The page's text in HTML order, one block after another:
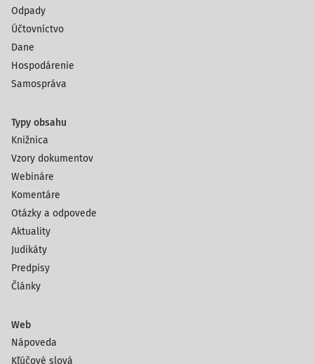
Odpady
Účtovníctvo
Dane
Hospodárenie
Samospráva
Typy obsahu
Knižnica
Vzory dokumentov
Webináre
Komentáre
Otázky a odpovede
Aktuality
Judikáty
Predpisy
Články
Web
Nápoveda
Kľúčové slová